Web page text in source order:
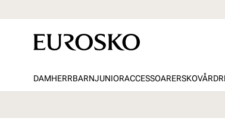
DAMHERRBARNJUNIORACCESSOARERSKOVÅRD